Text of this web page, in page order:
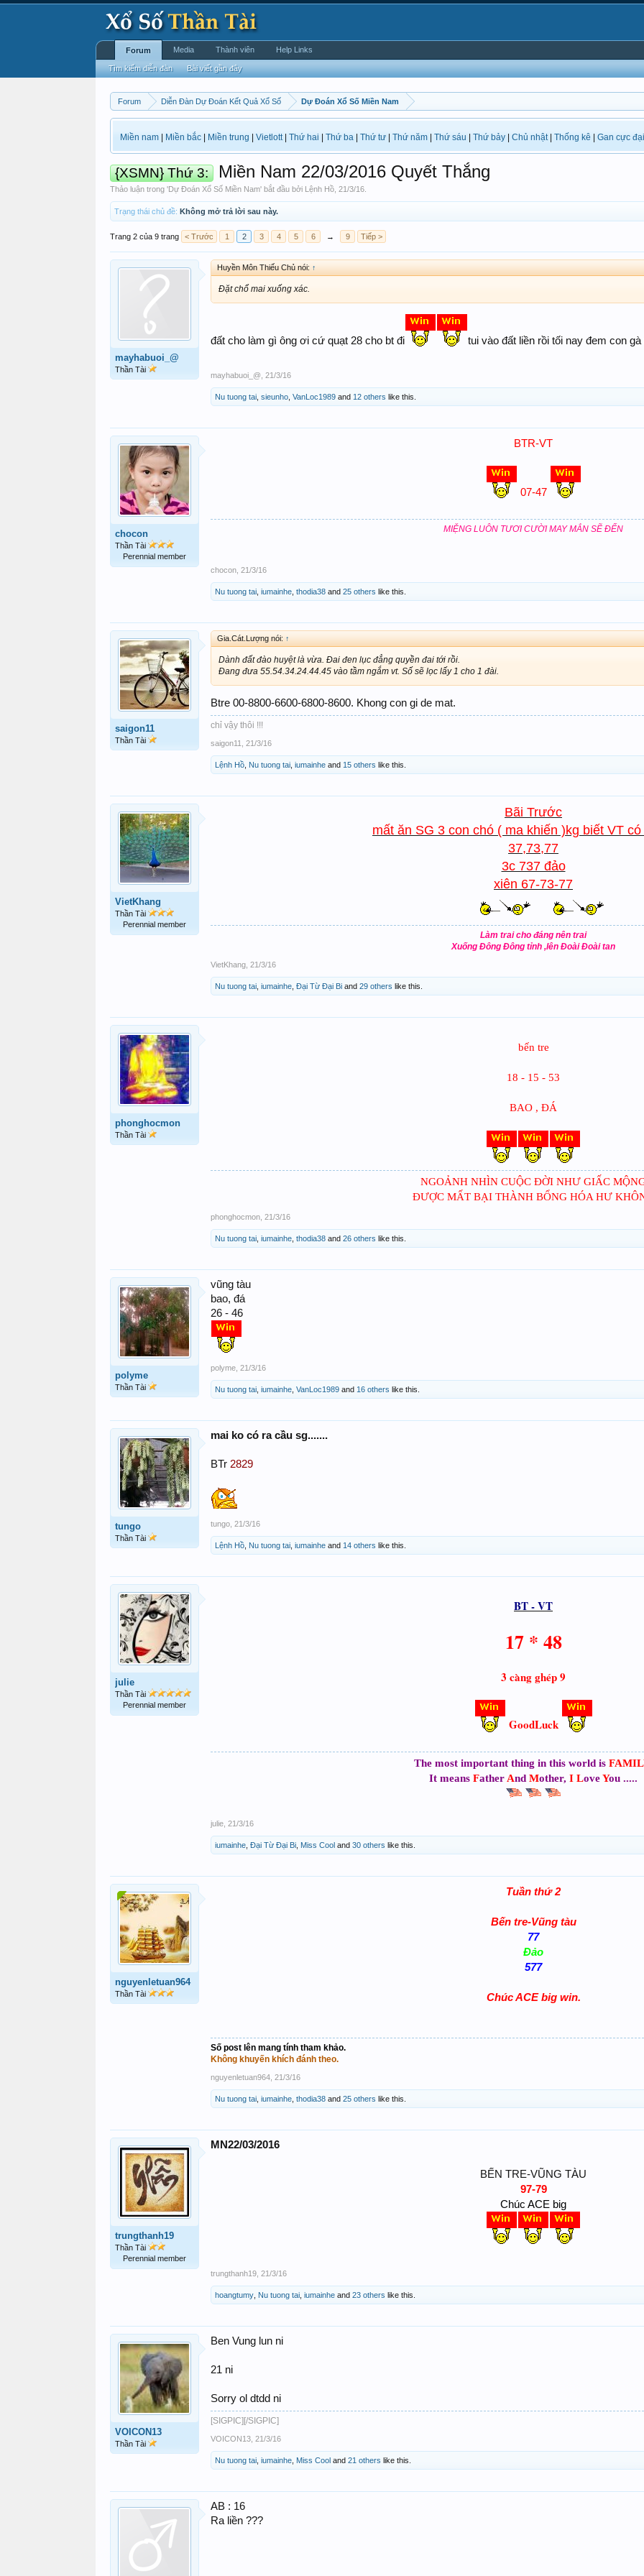
Forum Diễn Đàn Dự Đoán Kết Quả Xổ Số Dự Đoán Xổ Số Miền Nam
Miền nam Miền bắc Miền trung Vietlott| Thứ hai Thứ ba Thứ tư Thứ năm Thứ sáu Thứ bảy Chủ nhật| Thống kê Gan cực đại
{XSMN} Thứ 3: Miền Nam 22/03/2016 Quyết Thắng
Thảo luận trong 'Dự Đoán Xổ Số Miền Nam' bắt đầu bởi Lệnh Hồ 21/3/16
Trạng thái chủ đề: Không mở trả lời sau này.
Trang 2 của 9 trang < Trước 1 2 3 4 5 6 → 9 Tiếp >
mayhabuoi_@
Thần Tài
Huyền Môn Thiếu Chủ nói: ↑
Đặt chổ mai xuống xác.
đất cho làm gì ông ơi cứ quạt 28 cho bt đi tui vào đất liền rồi tối nay đem con
mayhabuoi_@ 21/3/16
Nu tuong tai sieunho VanLoc1989 and 12 others like this.
chocon
Thần Tài
Perennial member
BTR-VT
07-47
MIỆNG LUÔN TƯƠI CƯỜI MAY MẮN SẼ ĐẾN
chocon 21/3/16
Nu tuong tai iumainhe thodia38 and 25 others like this.
saigon11
Thần Tài
Gia.Cát.Lượng nói: ↑
Dành đất đào huyệt là vừa. Đai đen lục đẳng quyền đai tới rồi.
Đang đưa 55.54.34.24.44.45 vào tầm ngắm vt. Số sẽ lọc lấy 1 cho 1 đài.
Btre 00-8800-6600-6800-8600. Khong con gi de mat.
chỉ vậy thôi !!!
saigon11 21/3/16
Lệnh Hồ Nu tuong tai iumainhe and 15 others like this.
VietKhang
Thần Tài
Perennial member
Bãi Trước
mất ăn SG 3 con chó ( ma khiến )kg biết VT
37,73,77
3c 737 đảo
xiên 67-73-77
Làm trai cho đáng nên trai
Xuống Đông Đông tỉnh ,lên Đoài Đoài tan
VietKhang 21/3/16
Nu tuong tai iumainhe Đại Từ Đại Bi and 29 others like this.
phonghocmon
Thần Tài
bến tre
18 - 15 - 53
BAO , ĐÁ
NGOẢNH NHÌN CUỘC ĐỜI NHƯ GIẤC
ĐƯỢC MẤT BẠI THÀNH BỔNG HÓA HƯ
phonghocmon 21/3/16
Nu tuong tai iumainhe thodia38 and 26 others like this.
polyme
Thần Tài
vũng tàu
bao, đá
26 - 46
polyme 21/3/16
Nu tuong tai iumainhe VanLoc1989 and 16 others like this.
tungo
Thần Tài
mai ko có ra cầu sg.......
BTr 2829
tungo 21/3/16
Lệnh Hồ Nu tuong tai iumainhe and 14 others like this.
julie
Thần Tài
Perennial member
BT - VT
17 * 48
3 càng ghép 9
GoodLuck
The most important thing in this world is
It means FatherAnd Mother, I LoveYou .....
julie 21/3/16
iumainhe Đại Từ Đại Bi Miss Cool and 30 others like this.
nguyenletuan964
Thần Tài
Tuần thứ 2
Bến tre-Vũng tàu
77
Đảo
577
Chúc ACE big win.
Số post lên mang tính tham khảo.
Không khuyến khích đánh theo.
nguyenletuan964 21/3/16
Nu tuong tai iumainhe thodia38 and 25 others like this.
trungthanh19
Thần Tài
Perennial member
MN22/03/2016
BẾN TRE-VŨNG TÀU
97-79
Chúc ACE big
trungthanh19 21/3/16
hoangtumy Nu tuong tai iumainhe and 23 others like this.
VOICON13
Thần Tài
Ben Vung lun ni
21 ni
Sorry ol dtdd ni
[SIGPIC][/SIGPIC]
VOICON13 21/3/16
Nu tuong tai iumainhe Miss Cool and 21 others like this.
AB : 16
Ra liền ???
Forum
Tìm kiếm diễn đàn Bài viết gần đây
Media Thành viên Help Links